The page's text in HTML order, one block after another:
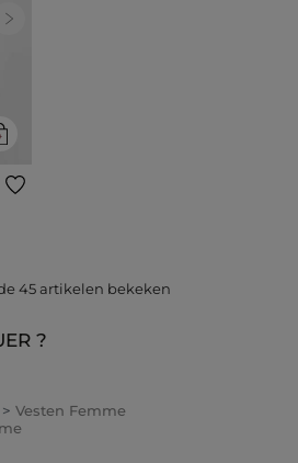
Next
45 artikelen bekeken
?
Vesten Femme